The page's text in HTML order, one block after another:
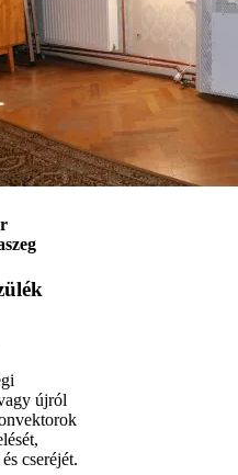
újról
cseréjét.